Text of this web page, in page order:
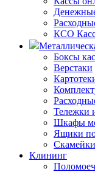
КСО
Боксы
Верстаки
Тележки
Шкафы
Ящики
Скамейки
Клининг